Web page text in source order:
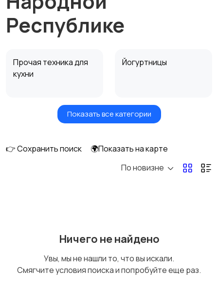
Республике
Прочая техника для
кухни
Йогуртницы
Сушилки для овощей
Грили, шашлычницы,
Чайники и термопоты
Показать все категории
👉 Сохранить поиск
🌍Показать на карте
По новизне
Ничего не найдено
Увы, мы не нашли то, что вы искали.
Смягчите условия поиска и попробуйте еще раз.